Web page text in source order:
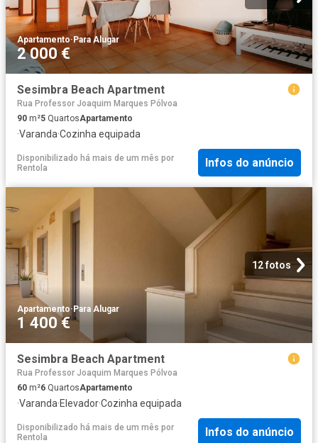
Apartamento· Para Alugar
2 000 €
Sesimbra Beach Apartment
Rua Professor Joaquim Marques Pólvoa
90 m²5 QuartosApartamento
·Varanda·Cozinha equipada
Disponibilizado há mais de um mês por
Rentola
Infos do anúncio
12 fotos
Apartamento·Para Alugar
1 400 €
Sesimbra Beach Apartment
Rua Professor Joaquim Marques Pólvoa
60 m²6 QuartosApartamento
·Varanda·Elevador·Cozinha equipada
Disponibilizado há mais de um mês por
Rentola
Infos do anúncio